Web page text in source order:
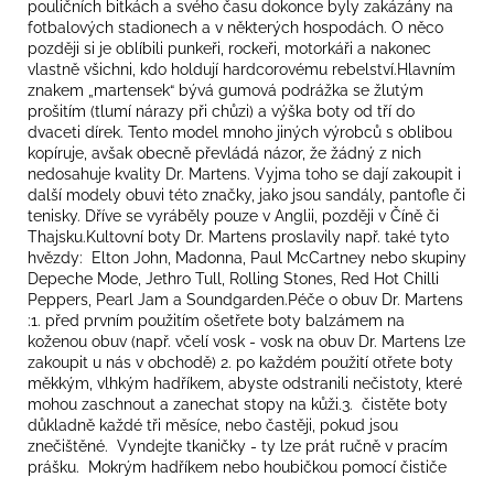
pouličních bitkách a svého času dokonce byly zakázány na
fotbalových stadionech a v některých hospodách. O něco
později si je oblíbili punkeři, rockeři, motorkáři a nakonec
vlastně všichni, kdo holdují hardcorovému rebelství.Hlavním
znakem „martensek“ bývá gumová podrážka se žlutým
prošitím (tlumí nárazy při chůzi) a výška boty od tří do
dvaceti dírek. Tento model mnoho jiných výrobců s oblibou
kopíruje, avšak obecně převládá názor, že žádný z nich
nedosahuje kvality Dr. Martens. Vyjma toho se dají zakoupit i
další modely obuvi této značky, jako jsou sandály, pantofle či
tenisky. Dříve se vyráběly pouze v Anglii, později v Číně či
Thajsku.Kultovní boty Dr. Martens proslavily např. také tyto
hvězdy: Elton John, Madonna, Paul McCartney nebo skupiny
Depeche Mode, Jethro Tull, Rolling Stones, Red Hot Chilli
Peppers, Pearl Jam a Soundgarden.Péče o obuv Dr. Martens
:1. před prvním použitím ošetřete boty balzámem na
koženou obuv (např. včelí vosk - vosk na obuv Dr. Martens lze
zakoupit u nás v obchodě) 2. po každém použití otřete boty
měkkým, vlhkým hadříkem, abyste odstranili nečistoty, které
mohou zaschnout a zanechat stopy na kůži.3. čistěte boty
důkladně každé tři měsíce, nebo častěji, pokud jsou
znečištěné. Vyndejte tkaničky - ty lze prát ručně v pracím
prášku. Mokrým hadříkem nebo houbičkou pomocí čističe